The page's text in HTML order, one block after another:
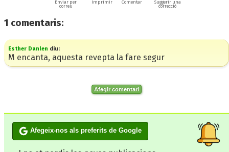
Enviar per
correu
Imprimir Comentar
Suggerir una
correcció
1 comentaris:
Esther Danlen diu:
M encanta, aquesta revepta la fare segur
Afegir comentari
Afegeix-nos als preferits de Google